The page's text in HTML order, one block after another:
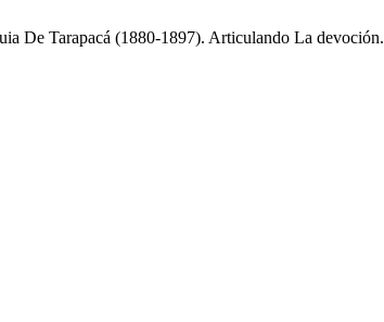
De Tarapacá (1880-1897). Articulando La devoción.